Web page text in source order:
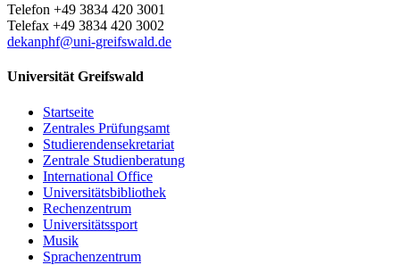
Telefon +49 3834 420 3001
Telefax +49 3834 420 3002
dekanphf@uni-greifswald.de
Universität Greifswald
Startseite
Zentrales Prüfungsamt
Studierendensekretariat
Zentrale Studienberatung
International Office
Universitätsbibliothek
Rechenzentrum
Universitätssport
Musik
Sprachenzentrum